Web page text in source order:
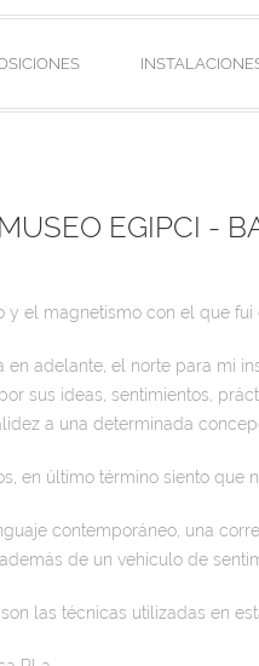
EGIPCI -
y el magnetismo con el que
adelante, el norte para mi
sus ideas, sentimientos,
a una determinada
en último término siento que
contemporáneo, una
de un vehículo de
las técnicas utilizadas en